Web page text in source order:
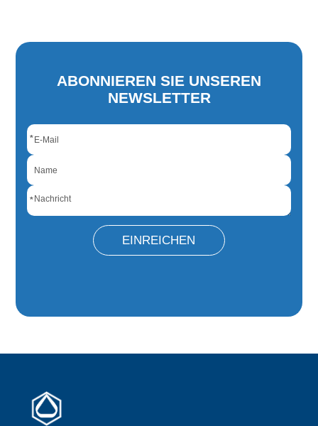
ABONNIEREN SIE UNSEREN
NEWSLETTER
*
*
EINREICHEN